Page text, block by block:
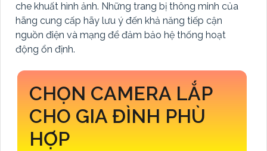
che khuất hình ảnh. Những trang bị thông minh của
hãng cung cấp hãy lưu ý đến khả năng tiếp cận
nguồn điện và mạng để đảm bảo hệ thống hoạt
động ổn định.
CHỌN CAMERA LẮP
CHO GIA ĐÌNH PHÙ
HỢP